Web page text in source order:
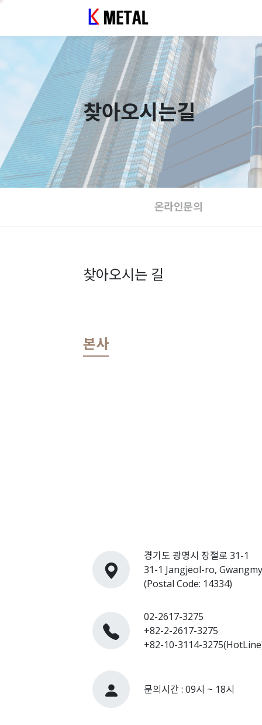
찾아오시는길
온라인문의
찾아오시는 길
본사
경기도 광명시 장절로 31-1
31-1 Jangjeol-ro,
(Postal Code: 14334)
02-2617-3275
+82-2-2617-3275
+82-10-3114-
문의시간 : 09시 ~ 18시